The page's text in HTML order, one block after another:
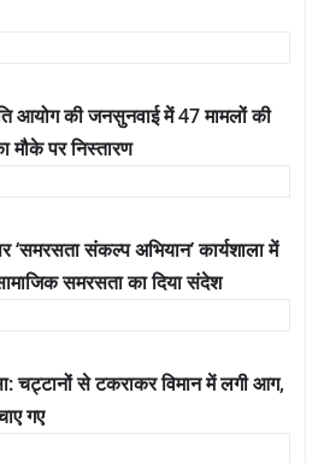
आयोग की जनसुनवाई में 47 मामलों की
मौके पर निस्तारण
‘समरसता संकल्प अभियान’ कार्यशाला में
समरसता का दिया संदेश
चट्टानों से टकराकर विमान में लगी आग,
गए